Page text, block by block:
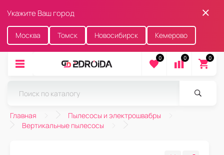
Укажите Ваш город
Москва Томск Новосибирск Кемерово
0 0 0
Главная
Пылесосы и электрошвабры
Вертикальные пылесосы